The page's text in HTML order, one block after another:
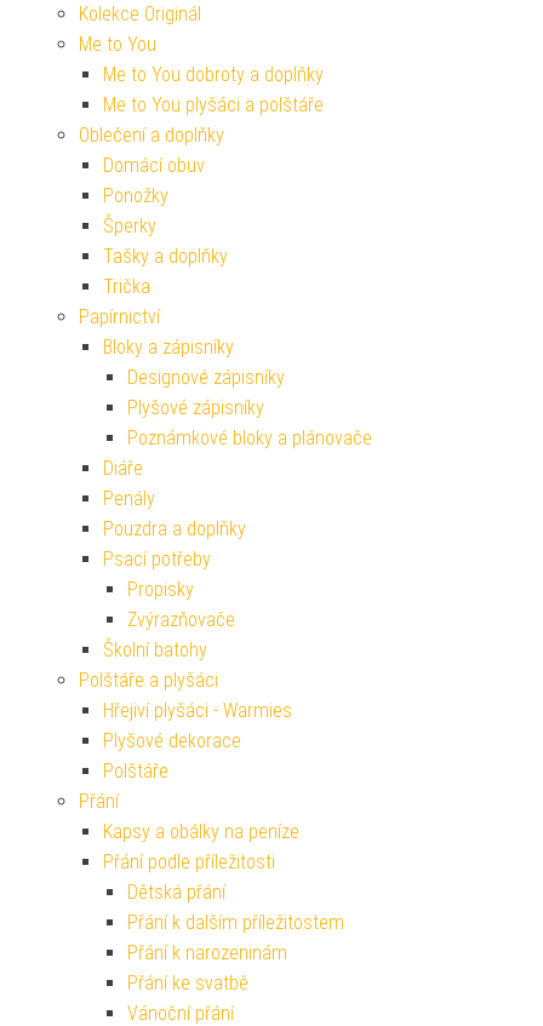
Kolekce Originál
Me to You
Me to You dobroty a doplňky
Me to You plyšáci a polštáře
Oblečení a doplňky
Domácí obuv
Ponožky
Šperky
Tašky a doplňky
Trička
Papírnictví
Bloky a zápisníky
Designové zápisníky
Plyšové zápisníky
Poznámkové bloky a plánovače
Diáře
Penály
Pouzdra a doplňky
Psací potřeby
Propisky
Zvýrazňovače
Školní batohy
Polštáře a plyšáci
Hřejiví plyšáci - Warmies
Plyšové dekorace
Polštáře
Přání
Kapsy a obálky na peníze
Přání podle příležitosti
Dětská přání
Přání k dalším příležitostem
Přání k narozeninám
Přání ke svatbě
Vánoční přání